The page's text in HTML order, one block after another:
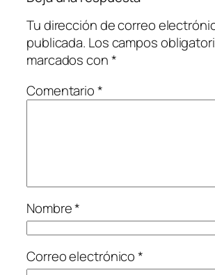
Tu dirección de correo
publicada. Los campos
marcados con*
Comentario*
Nombre*
Correo electrónico*